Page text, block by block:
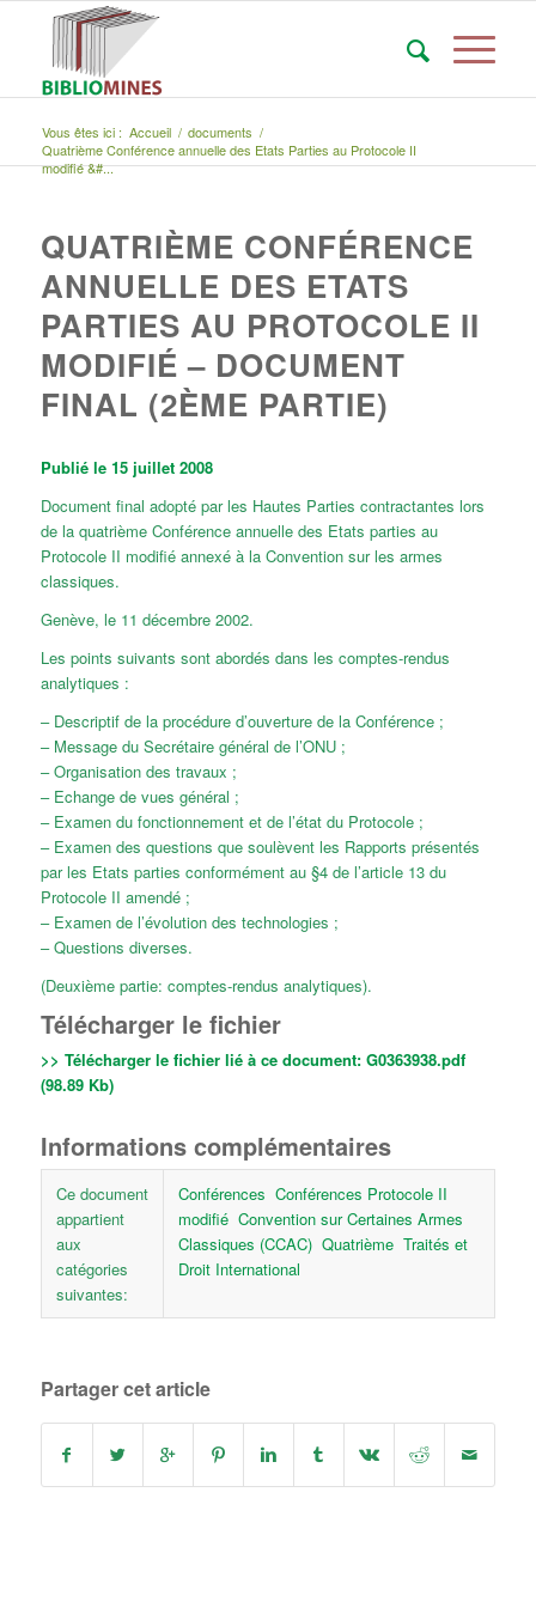
Vous êtes ici : Accueil / documents /
Quatrième Conférence annuelle des Etats Parties au Protocole II
modifié &#...
QUATRIÈME CONFÉRENCE
ANNUELLE DES ETATS
PARTIES AU PROTOCOLE II
MODIFIÉ – DOCUMENT
FINAL (2ÈME PARTIE)
Publié le 15 juillet 2008
Document final adopté par les Hautes Parties contractantes lors
de la quatrième Conférence annuelle des Etats parties au
Protocole II modifié annexé à la Convention sur les armes
classiques.
Genève, le 11 décembre 2002.
Les points suivants sont abordés dans les comptes-rendus
analytiques :
– Descriptif de la procédure d’ouverture de la Conférence ;
– Message du Secrétaire général de l’ONU ;
– Organisation des travaux ;
– Echange de vues général ;
– Examen du fonctionnement et de l’état du Protocole ;
– Examen des questions que soulèvent les Rapports présentés
par les Etats parties conformément au §4 de l’article 13 du
Protocole II amendé ;
– Examen de l’évolution des technologies ;
– Questions diverses.
(Deuxième partie: comptes-rendus analytiques).
Télécharger le fichier
>> Télécharger le fichier lié à ce document: G0363938.pdf
(98.89 Kb)
Informations complémentaires
Ce document
appartient
aux
catégories
suivantes:
Conférences Conférences Protocole II
modifié Convention sur Certaines Armes
Classiques (CCAC) Quatrième Traités et
Droit International
Partager cet article